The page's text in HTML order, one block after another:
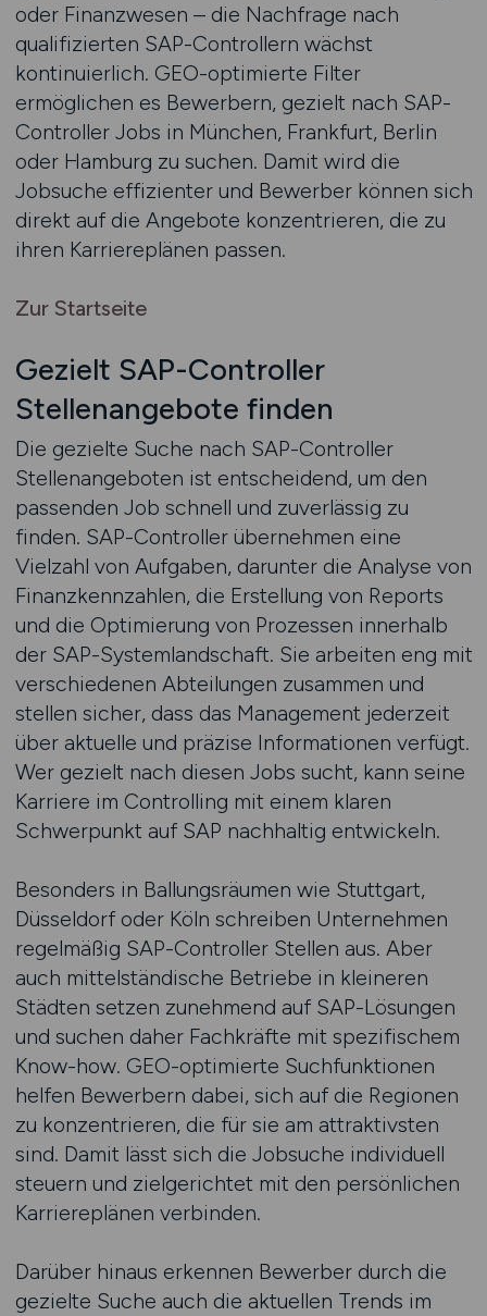
oder Finanzwesen – die Nachfrage nach
qualifizierten SAP-Controllern wächst
kontinuierlich. GEO-optimierte Filter
ermöglichen es Bewerbern, gezielt nach SAP-
Controller Jobs in München, Frankfurt, Berlin
oder Hamburg zu suchen. Damit wird die
Jobsuche effizienter und Bewerber können sich
direkt auf die Angebote konzentrieren, die zu
ihren Karriereplänen passen.
Zur Startseite
Gezielt SAP-Controller
Stellenangebote finden
Die gezielte Suche nach SAP-Controller
Stellenangeboten ist entscheidend, um den
passenden Job schnell und zuverlässig zu
finden. SAP-Controller übernehmen eine
Vielzahl von Aufgaben, darunter die Analyse von
Finanzkennzahlen, die Erstellung von Reports
und die Optimierung von Prozessen innerhalb
der SAP-Systemlandschaft. Sie arbeiten eng mit
verschiedenen Abteilungen zusammen und
stellen sicher, dass das Management jederzeit
über aktuelle und präzise Informationen verfügt.
Wer gezielt nach diesen Jobs sucht, kann seine
Karriere im Controlling mit einem klaren
Schwerpunkt auf SAP nachhaltig entwickeln.
Besonders in Ballungsräumen wie Stuttgart,
Düsseldorf oder Köln schreiben Unternehmen
regelmäßig SAP-Controller Stellen aus. Aber
auch mittelständische Betriebe in kleineren
Städten setzen zunehmend auf SAP-Lösungen
und suchen daher Fachkräfte mit spezifischem
Know-how. GEO-optimierte Suchfunktionen
helfen Bewerbern dabei, sich auf die Regionen
zu konzentrieren, die für sie am attraktivsten
sind. Damit lässt sich die Jobsuche individuell
steuern und zielgerichtet mit den persönlichen
Karriereplänen verbinden.
Darüber hinaus erkennen Bewerber durch die
gezielte Suche auch die aktuellen Trends im